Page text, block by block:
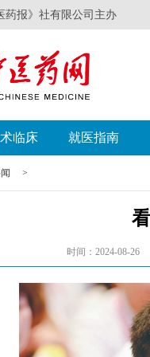
药报》社有限公司主办
临床 就医指南
>
时间：2024-08-26